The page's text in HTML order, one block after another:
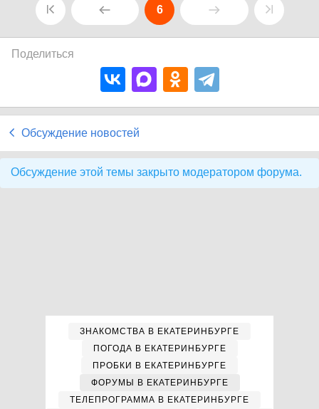
6
Поделиться
Обсуждение новостей
Обсуждение этой темы закрыто модератором форума.
ЗНАКОМСТВА В ЕКАТЕРИНБУРГЕ
ПОГОДА В ЕКАТЕРИНБУРГЕ
ПРОБКИ В ЕКАТЕРИНБУРГЕ
ФОРУМЫ В ЕКАТЕРИНБУРГЕ
ТЕЛЕПРОГРАММА В ЕКАТЕРИНБУРГЕ